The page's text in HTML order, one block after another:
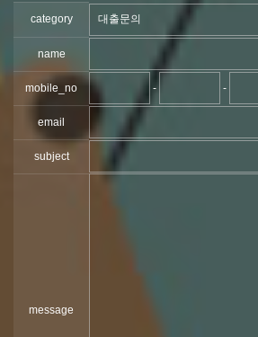
category
name
mobile_no - -
email
subject
message